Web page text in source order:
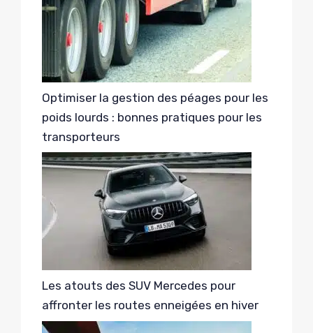
Optimiser la gestion des péages pour les
poids lourds : bonnes pratiques pour les
transporteurs
Les atouts des SUV Mercedes pour
affronter les routes enneigées en hiver